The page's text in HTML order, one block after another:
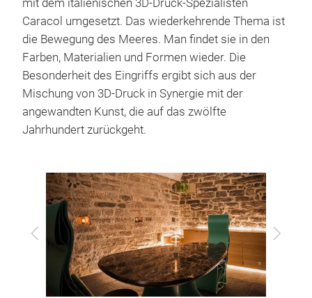
mit dem italienischen 3D-Druck-Spezialisten
Caracol umgesetzt. Das wiederkehrende Thema ist
die Bewegung des Meeres. Man findet sie in den
Farben, Materialien und Formen wieder. Die
Besonderheit des Eingriffs ergibt sich aus der
Mischung von 3D-Druck in Synergie mit der
angewandten Kunst, die auf das zwölfte
Jahrhundert zurückgeht.
Zurück Vor